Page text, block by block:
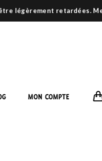
légèrement retardées.
MON COMPTE